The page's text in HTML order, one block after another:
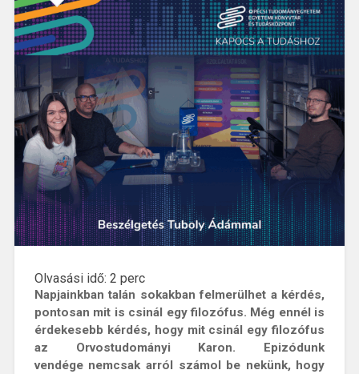
Zoltánnal”
Olvasási idő: 2 perc
Napjainkban talán sokakban felmerülhet a kérdés,
pontosan mit is csinál egy filozófus. Még ennél is
érdekesebb kérdés, hogy mit csinál egy filozófus
az Orvostudományi Karon. Epizódunk
vendége nemcsak arról számol be nekünk, hogy